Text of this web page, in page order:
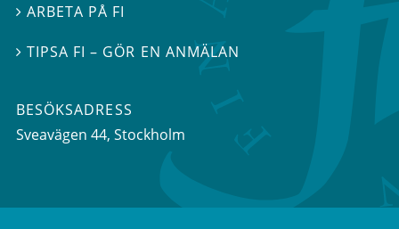
ARBETA PÅ FI
TIPSA FI – GÖR EN ANMÄLAN
BESÖKSADRESS
Sveavägen 44, Stockholm